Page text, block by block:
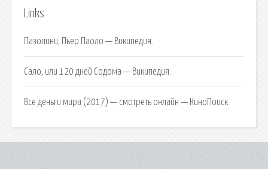
Links
Пазолини, Пьер Паоло — Википедия.
Сало, или 120 дней Содома — Википедия.
Все деньги мира (2017) — смотреть онлайн — КиноПоиск.